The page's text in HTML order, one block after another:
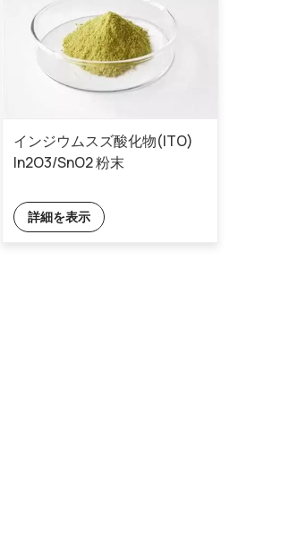
インジウムスズ酸化物(ITO)
In2O3/SnO2 粉末
詳細を表示